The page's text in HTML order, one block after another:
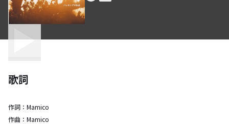
歌詞
作詞： Mamico
作曲： Mamico